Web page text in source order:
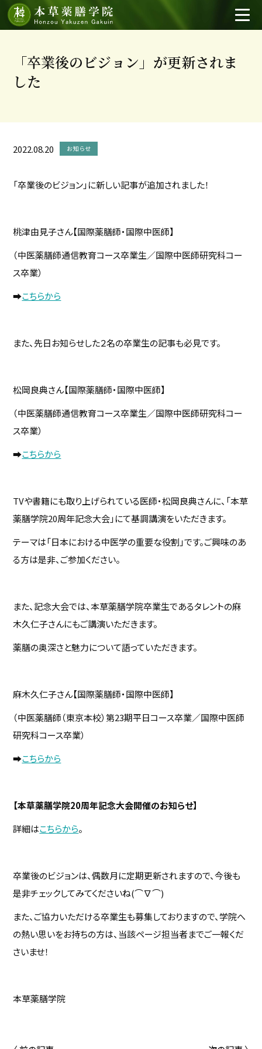
「卒業後のビジョン」が更新されま
した
2022.08.20 お知らせ
「卒業後のビジョン」に新しい記事が追加されました！
桃津由見子さん【国際薬膳師・国際中医師】
（中医薬膳師通信教育コース卒業生／国際中医師研究科コー
ス卒業）
➡こちらから
また、先日お知らせした２名の卒業生の記事も必見です。
松岡良典さん【国際薬膳師・国際中医師】
（中医薬膳師通信教育コース卒業生／国際中医師研究科コー
ス卒業）
➡こちらから
TVや書籍にも取り上げられている医師・松岡良典さんに、「本草
薬膳学院20周年記念大会」にて基調講演をいただきます。
テーマは「日本における中医学の重要な役割」です。ご興味のあ
る方は是非、ご参加ください。
また、記念大会では、本草薬膳学院卒業生であるタレントの麻
木久仁子さんにもご講演いただきます。
薬膳の奥深さと魅力について語っていただきます。
麻木久仁子さん【国際薬膳師・国際中医師】
（中医薬膳師（東京本校）第23期平日コース卒業／国際中医師
研究科コース卒業）
➡こちらから
【本草薬膳学院20周年記念大会開催のお知らせ】
詳細はこちらから。
卒業後のビジョンは、偶数月に定期更新されますので、今後も
是非チェックしてみてくださいね(⌒∇⌒)
また、ご協力いただける卒業生も募集しておりますので、学院へ
の熱い思いをお持ちの方は、当該ページ担当者までご一報くだ
さいませ！
本草薬膳学院